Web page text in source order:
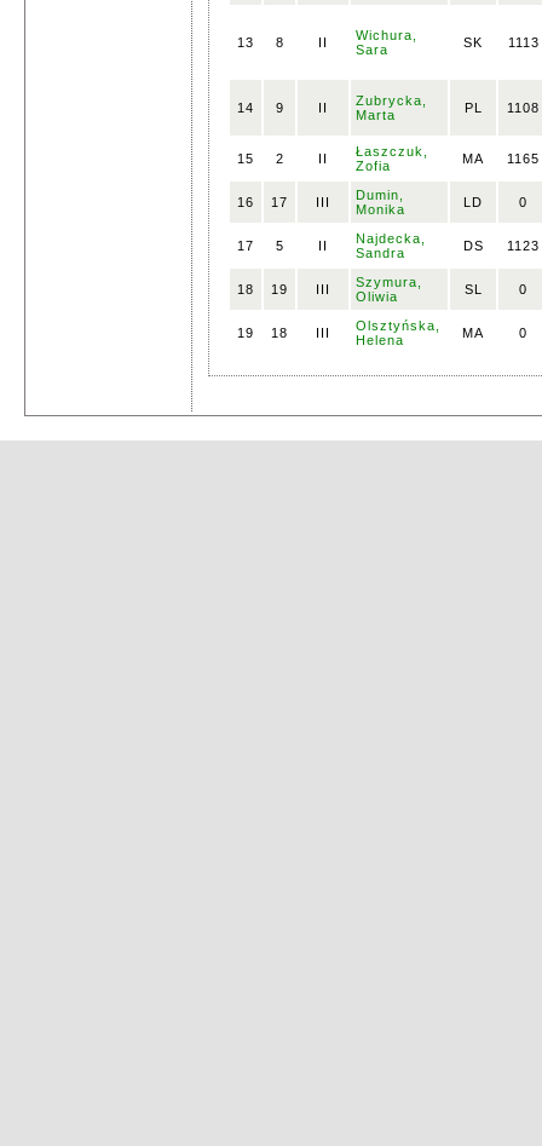
13 8 II
Wichura,
Sara
SK 1113
14 9 II
Zubrycka,
Marta
PL 1108
15 2 II
Łaszczuk,
Zofia
MA 1165
16 17 III
Dumin,
Monika
LD 0
17 5 II
Najdecka,
Sandra
DS 1123
18 19 III
Szymura,
Oliwia
SL 0
19 18 III
Olsztyńska,
Helena
MA 0